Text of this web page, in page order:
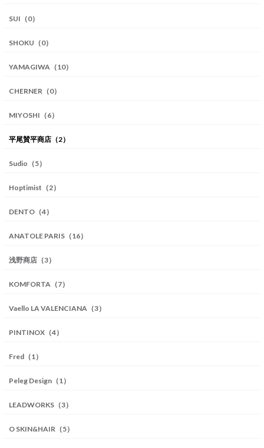
SUI（0）
SHOKU（0）
YAMAGIWA（10）
CHERNER（0）
MIYOSHI（6）
平尾賛平商店（2）
Sudio（5）
Hoptimist（2）
DENTO（4）
ANATOLE PARIS（16）
浅野商店（3）
KOMFORTA（7）
Vaello LA VALENCIANA（3）
PINTINOX（4）
Fred（1）
Peleg Design（1）
LEADWORKS（3）
O SKIN&HAIR（5）